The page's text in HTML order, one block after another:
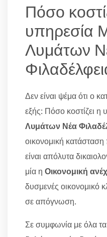
Πόσο
υπηρεσία
Λυμάτων
Δεν είναι ψέμα ότι ο
εξής: Πόσο κοστίζει η
Λυμάτων Νέα
οικονομική
είναι απόλυτα
μία η Οικονομική
δυσμενές οικονομικό
σε απόγνωση.
Σε συμφωνία με όλα